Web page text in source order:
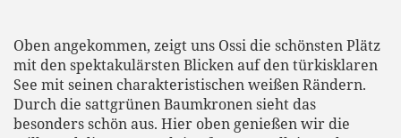
Oben angekommen, zeigt uns Ossi die schönsten Plätz
mit den spektakulärsten Blicken auf den türkisklaren
See mit seinen charakteristischen weißen Rändern.
Durch die sattgrünen Baumkronen sieht das
besonders schön aus. Hier oben genießen wir die